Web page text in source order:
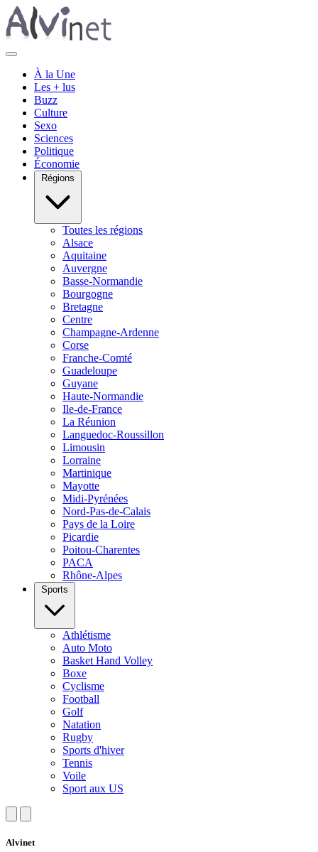
À la Une
Les + lus
Buzz
Culture
Sexo
Sciences
Politique
Économie
Régions
Toutes les régions
Alsace
Aquitaine
Auvergne
Basse-Normandie
Bourgogne
Bretagne
Centre
Champagne-Ardenne
Corse
Franche-Comté
Guadeloupe
Guyane
Haute-Normandie
Ile-de-France
La Réunion
Languedoc-Roussillon
Limousin
Lorraine
Martinique
Mayotte
Midi-Pyrénées
Nord-Pas-de-Calais
Pays de la Loire
Picardie
Poitou-Charentes
PACA
Rhône-Alpes
Sports
Athlétisme
Auto Moto
Basket Hand Volley
Boxe
Cyclisme
Football
Golf
Natation
Rugby
Sports d'hiver
Tennis
Voile
Sport aux US
Alvinet